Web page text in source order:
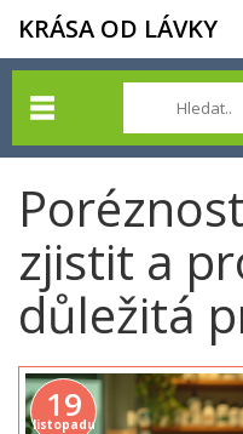
KRÁSA OD LÁVKY
zjistit a
důležitá
19
listopadu